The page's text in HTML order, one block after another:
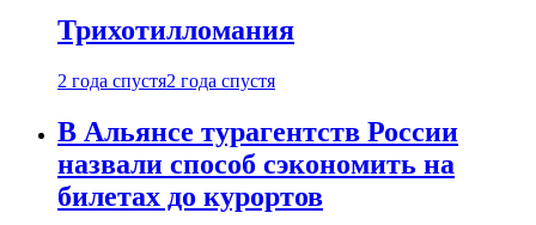
Трихотилломания
2 года спустя2 года спустя
В Альянсе турагентств России
назвали способ сэкономить на
билетах до курортов